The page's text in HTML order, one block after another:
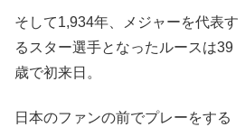
そして1,934年、メジャーを代表す
るスター選手となったルースは39
歳で初来日。
日本のファンの前でプレーをする